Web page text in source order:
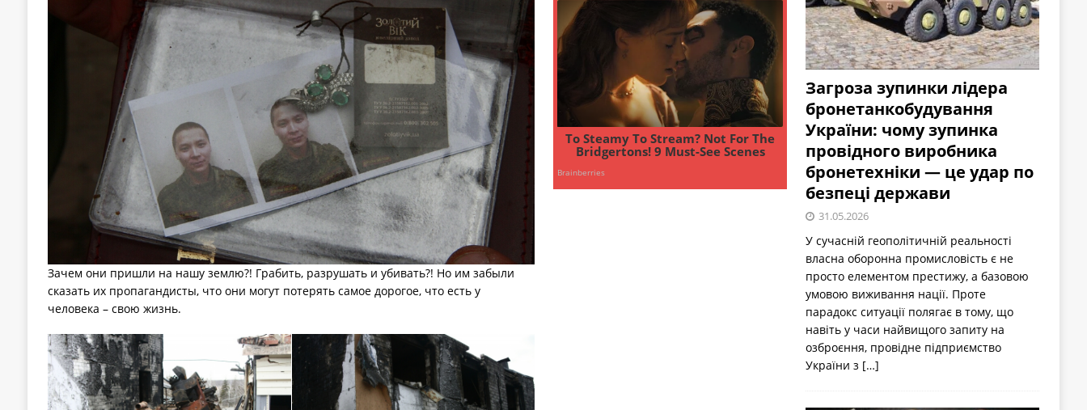
Зачем они пришли на нашу землю?! Грабить, разрушать и убивать?! Но им забыли
сказать их пропагандисты, что они могут потерять самое дорогое, что есть у
человека – свою жизнь.
Загроза зупинки лідера
бронетанкобудування
України: чому зупинка
провідного виробника
бронетехніки — це удар по
безпеці держави
31.05.2026
У сучасній геополітичній реальності
власна оборонна промисловість є не
просто елементом престижу, а базовою
умовою виживання нації. Проте
парадокс ситуації полягає в тому, що
навіть у часи найвищого запиту на
озброєння, провідне підприємство
України з […]